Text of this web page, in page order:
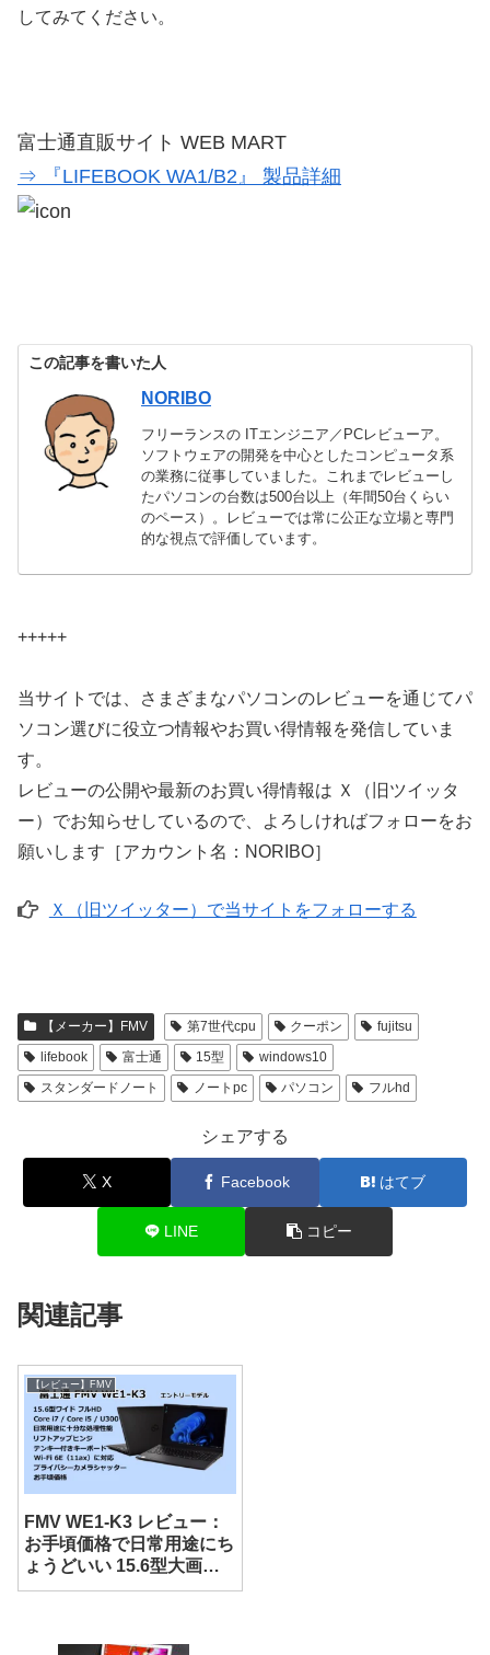
してみてください。
富士通直販サイト WEB MART
⇒ 『LIFEBOOK WA1/B2』 製品詳細
この記事を書いた人
NORIBO
フリーランスの ITエンジニア／PCレビューア。
ソフトウェアの開発を中心としたコンピュータ系
の業務に従事していました。これまでレビューし
たパソコンの台数は500台以上（年間50台くらい
のペース）。レビューでは常に公正な立場と専門
的な視点で評価しています。
+++++
当サイトでは、さまざまなパソコンのレビューを通じてパ
ソコン選びに役立つ情報やお買い得情報を発信していま
す。
レビューの公開や最新のお買い得情報は Ｘ（旧ツイッタ
ー）でお知らせしているので、よろしければフォローをお
願いします［アカウント名：NORIBO］
Ｘ（旧ツイッター）で当サイトをフォローする
【メーカー】FMV 第7世代cpu クーポン
fujitsu
lifebook
富士通 15型
windows10
スタンダードノート
ノートpc パソコン フルhd
シェアする
X Facebook はてブ
LINE コピー
関連記事
【レビュー】FMV
FMV WE1-K3 レビュー：
お手頃価格で日常用途にち
ょうどいい 15.6型大画面
ノート